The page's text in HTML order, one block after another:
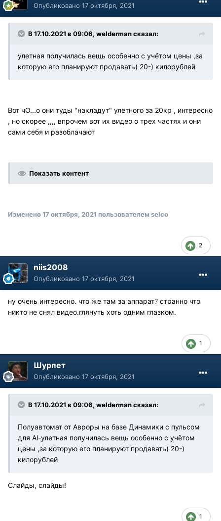
Опубликовано 17 октября, 2021
В 17.10.2021 в 09:06, welderman сказал:
улетная получилась вещь особенно с учётом цены ,за
которую его планируют продавать( 20-) килорублей
Вот чО...о они туды "накладут" улетного за 20кр , интересно
, но скорее ,,,, впрочем вот их видео о трех частях и они
сами себя и разоблачают
Показать контент
Изменено17 октября, 2021 пользователем selco
2
niis2008
Опубликовано 17 октября, 2021
ну очень интересно. что же там за аппарат? странно что
никто не снял видео.глянуть хоть одним глазком.
1
Шурпет
Опубликовано 17 октября, 2021
В 17.10.2021 в 09:06, welderman сказал:
Полуавтомат от Авроры на базе Динамики с пульсом
для Al-улетная получилась вещь особенно с учётом
цены ,за которую его планируют продавать( 20-)
килорублей
Слайды, слайды!
1